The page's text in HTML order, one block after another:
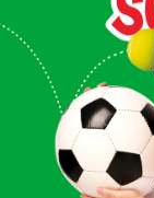
attrezzi
isoinerziali
prova
e
1080.